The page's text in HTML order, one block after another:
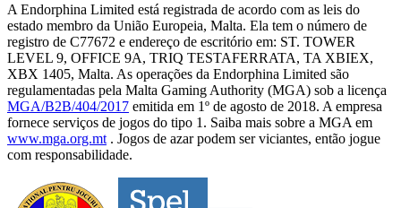
A Endorphina Limited está registrada de acordo com as leis do
estado membro da União Europeia, Malta. Ela tem o número de
registro de C77672 e endereço de escritório em: ST. TOWER
LEVEL 9, OFFICE 9A, TRIQ TESTAFERRATA, TA XBIEX,
XBX 1405, Malta. As operações da Endorphina Limited são
regulamentadas pela Malta Gaming Authority (MGA) sob a licença
MGA/B2B/404/2017 emitida em 1º de agosto de 2018. A empresa
fornece serviços de jogos do tipo 1. Saiba mais sobre a MGA em
www.mga.org.mt . Jogos de azar podem ser viciantes, então jogue
com responsabilidade.